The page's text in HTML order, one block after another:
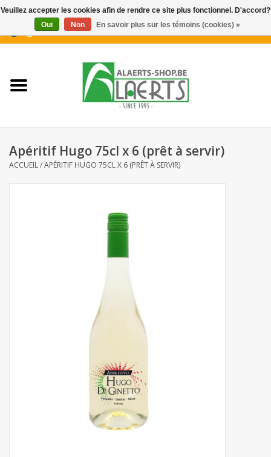
0 Articles - €0,00
Nouveautés
Biscuits pour le café
Bonbons pour la bonbonnière
Rouleaux de caisse thermiques
Apéritif Hugo 75cl x 6 (prêt à servir)
ACCUEIL/APÉRITIF HUGO 75CL X 6 (PRÊT À SERVIR)
Veuillez accepter les cookies afin de rendre ce site plus fonctionnel. D'accord?
Oui
Non En savoir plus sur les témoins (cookies) »